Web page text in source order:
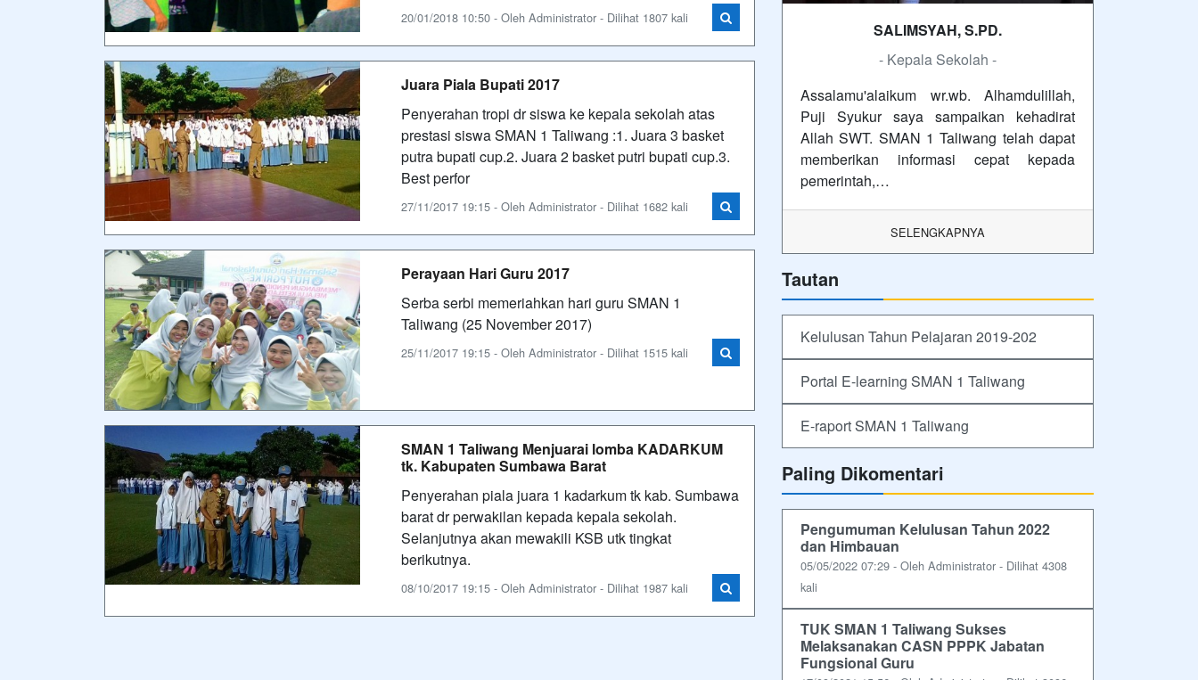
20/01/2018 10:50 - Oleh Administrator - Dilihat 1807 kali
Juara Piala Bupati 2017
Penyerahan tropi dr siswa ke kepala sekolah atas
prestasi siswa SMAN 1 Taliwang :1. Juara 3 basket
putra bupati cup.2. Juara 2 basket putri bupati cup.3.
Best perfor
27/11/2017 19:15 - Oleh Administrator - Dilihat 1682 kali
Perayaan Hari Guru 2017
Serba serbi memeriahkan hari guru SMAN 1
Taliwang (25 November 2017)
25/11/2017 19:15 - Oleh Administrator - Dilihat 1515 kali
SMAN 1 Taliwang Menjuarai lomba KADARKUM
tk. Kabupaten Sumbawa Barat
Penyerahan piala juara 1 kadarkum tk kab. Sumbawa
barat dr perwakilan kepada kepala sekolah.
Selanjutnya akan mewakili KSB utk tingkat
berikutnya.
08/10/2017 19:15 - Oleh Administrator - Dilihat 1987 kali
SALIMSYAH, S.PD.
- Kepala Sekolah -
Assalamu'alaikum wr.wb. Alhamdulillah,
Puji Syukur saya sampaikan kehadirat
Allah SWT. SMAN 1 Taliwang telah dapat
memberikan informasi cepat kepada
pemerintah,…
SELENGKAPNYA
Tautan
Kelulusan Tahun Pelajaran 2019-202
Portal E-learning SMAN 1 Taliwang
E-raport SMAN 1 Taliwang
Paling Dikomentari
Pengumuman Kelulusan Tahun 2022
dan Himbauan
05/05/2022 07:29 - Oleh Administrator - Dilihat 4308
kali
TUK SMAN 1 Taliwang Sukses
Melaksanakan CASN PPPK Jabatan
Fungsional Guru